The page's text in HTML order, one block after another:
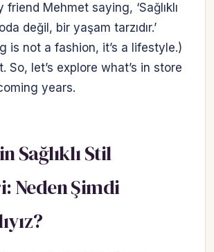
friend Mehmet saying, ‘Sağlıklı
değil, bir yaşam tarzıdır.’
is not a fashion, it’s a lifestyle.)
So, let’s explore what’s in store
years.
Sağlıklı Stil
Neden Şimdi